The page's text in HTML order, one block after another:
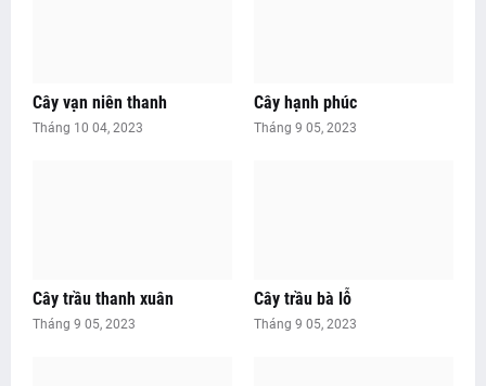
Cây vạn niên thanh
Tháng 10 04, 2023
Cây hạnh phúc
Tháng 9 05, 2023
Cây trầu thanh xuân
Tháng 9 05, 2023
Cây trầu bà lỗ
Tháng 9 05, 2023